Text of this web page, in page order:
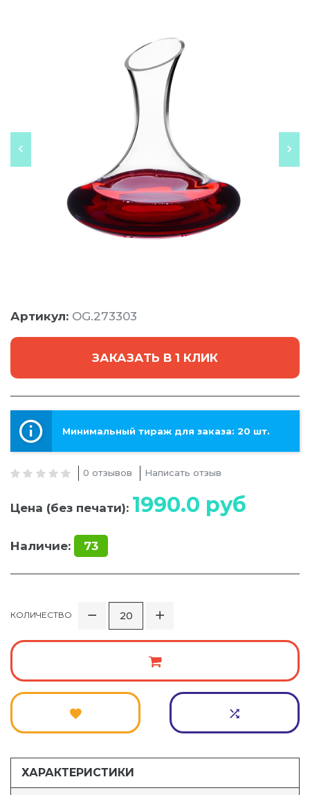
Артикул: OG.273303
ЗАКАЗАТЬ В 1 КЛИК
Минимальный тираж для заказа: 20 шт.
0 отзывов Написать отзыв
Цена (без печати): 1990.0 руб
Наличие: 73
КОЛИЧЕСТВО
ХАРАКТЕРИСТИКИ